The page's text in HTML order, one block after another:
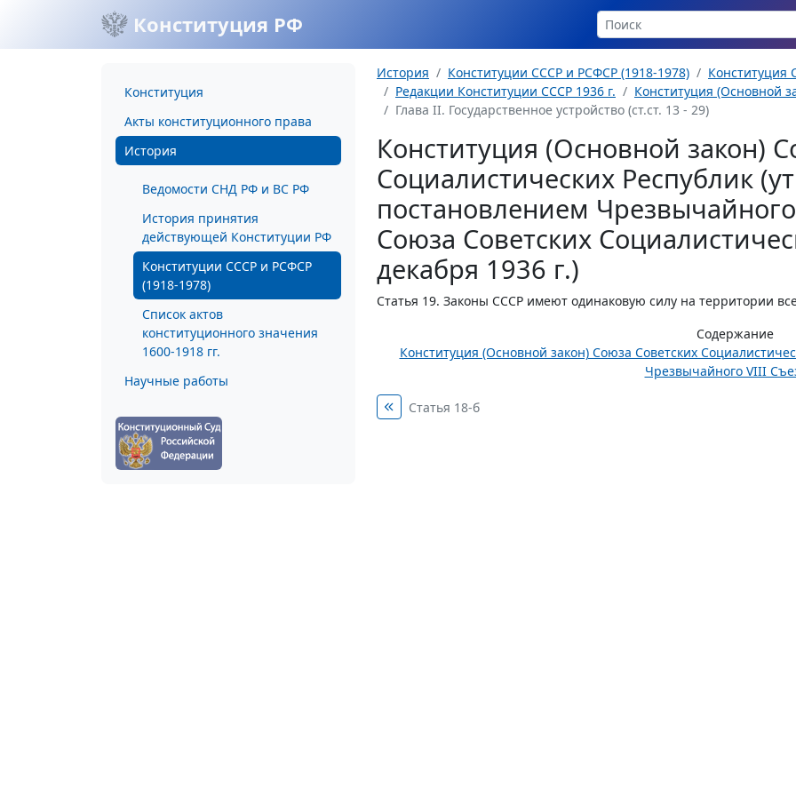
Конституция РФ
Конституция
Акты конституционного права
История
Ведомости СНД РФ и ВС РФ
История принятия
действующей Конституции РФ
Конституции СССР и РСФСР
(1918-1978)
Список актов
конституционного значения
1600-1918 гг.
Научные работы
История Конституции СССР и РСФСР (1918-1978)
Конституция
Редакции Конституции СССР 1936 г.
Конституция (Основной
Глава II. Государственное устройство (ст.ст. 13 - 29)
Конституция (Основной закон)
Социалистических Республик
постановлением
Союза Советских
декабря 1936 г.)
Статья 19. Законы СССР имеют одинаковую силу на территории
Содержание
Конституция (Основной закон) Союза Советских
Чрезвычайного VIII
Статья 18-б